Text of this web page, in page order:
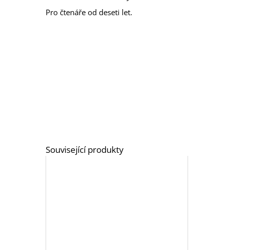
Pro čtenáře od deseti let.